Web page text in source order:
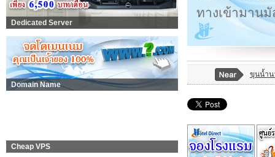
Dedicated Server
Domain Name
Cheap VPS
ทางเข้ามาน
ขุนน้ำน